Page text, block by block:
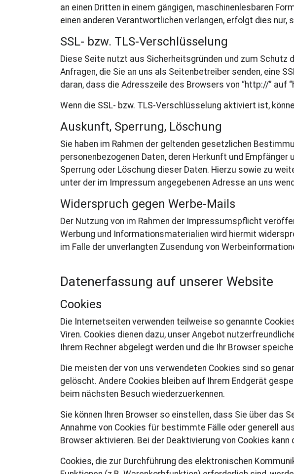
an einen Dritten in einem gängigen, maschinenlesbaren
einen anderen Verantwortlichen verlangen, erfolgt dies
SSL- bzw. TLS-Verschlüsselung
Diese Seite nutzt aus Sicherheitsgründen und zum Schutz
Anfragen, die Sie an uns als Seitenbetreiber senden, eine
daran, dass die Adresszeile des Browsers von “http://” auf
Wenn die SSL- bzw. TLS-Verschlüsselung aktiviert ist,
Auskunft, Sperrung, Löschung
Sie haben im Rahmen der geltenden gesetzlichen
personenbezogenen Daten, deren Herkunft und
Sperrung oder Löschung dieser Daten. Hierzu sowie zu
unter der im Impressum angegebenen Adresse an uns
Widerspruch gegen Werbe-Mails
Der Nutzung von im Rahmen der Impressumspflicht
Werbung und Informationsmaterialien wird hiermit
im Falle der unverlangten Zusendung von
Datenerfassung auf unserer Website
Cookies
Die Internetseiten verwenden teilweise so genannte
Viren. Cookies dienen dazu, unser Angebot
Ihrem Rechner abgelegt werden und die Ihr Browser
Die meisten der von uns verwendeten Cookies sind so
gelöscht. Andere Cookies bleiben auf Ihrem Endgerät
beim nächsten Besuch wiederzuerkennen.
Sie können Ihren Browser so einstellen, dass Sie über das
Annahme von Cookies für bestimmte Fälle oder generell
Browser aktivieren. Bei der Deaktivierung von Cookies
Cookies, die zur Durchführung des elektronischen